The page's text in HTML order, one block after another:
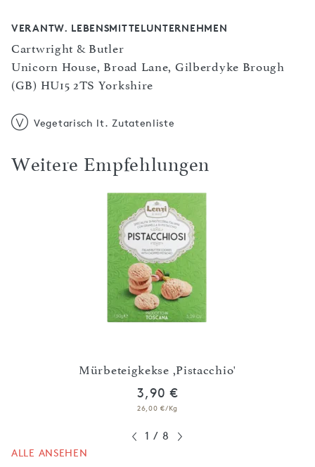
VERANTW. LEBENSMITTELUNTERNEHMEN
Cartwright & Butler
Unicorn House, Broad Lane, Gilberdyke Brough
(GB) HU15 2TS Yorkshire
Vegetarisch lt. Zutatenliste
Weitere Empfehlungen
Mürbeteigkekse ,Pistacchio'
3,90 €
26,00 €/Kg
1 / 8
ALLE ANSEHEN